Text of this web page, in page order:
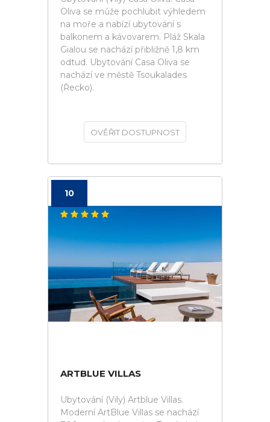
Oliva se může pochlubit výhledem
na moře a nabízí ubytování s
balkonem a kávovarem. Pláž Skala
Gialou se nachází přibližně 1,8 km
odtud. Ubytování Casa Oliva se
nachází ve městě Tsoukalades
(Řecko).
OVĚŘIT DOSTUPNOST
10
ARTBLUE VILLAS
Ubytování (Vily) Artblue Villas.
Moderní ArtBlue Villas se nachází